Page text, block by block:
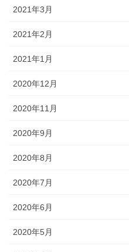
2021年3月
2021年2月
2021年1月
2020年12月
2020年11月
2020年9月
2020年8月
2020年7月
2020年6月
2020年5月